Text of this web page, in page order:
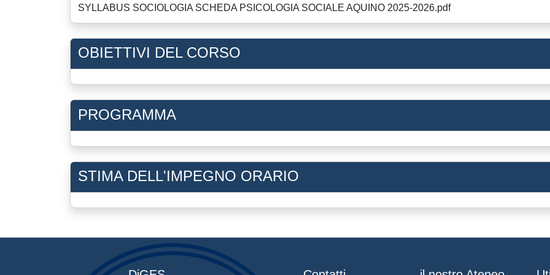
SYLLABUS SOCIOLOGIA SCHEDA PSICOLOGIA SOCIALE AQUINO 2025-2026.pdf
OBIETTIVI DEL CORSO
PROGRAMMA
STIMA DELL'IMPEGNO ORARIO